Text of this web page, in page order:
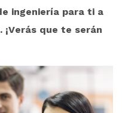
ingeniería para ti a
que te serán